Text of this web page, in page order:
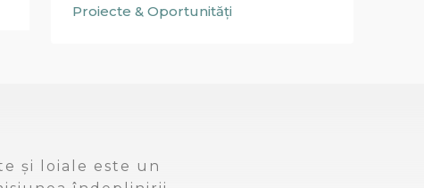
Proiecte & Oportunități
și loiale este un